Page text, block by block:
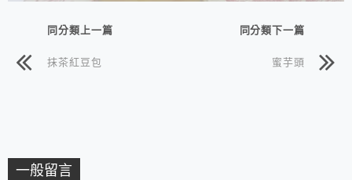
同分類上一篇
抹茶紅豆包
同分類下一篇
蜜芋頭
一般留言